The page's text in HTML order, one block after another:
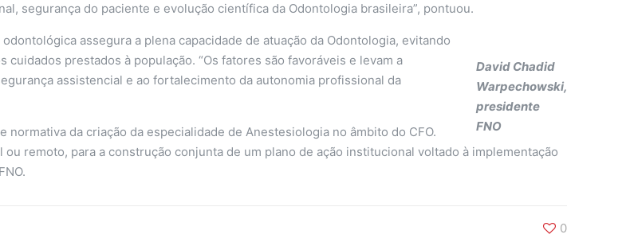
segurança do paciente e evolução científica da Odontologia brasileira”, pontuou.
David Chadid
Warpechowski,
presidente
FNO
assegura a plena capacidade de atuação da Odontologia, evitando
prestados à população. “Os fatores são favoráveis e levam a
assistencial e ao fortalecimento da autonomia profissional da
da criação da especialidade de Anestesiologia no âmbito do CFO.
remoto, para a construção conjunta de um plano de ação institucional voltado à implementação
0